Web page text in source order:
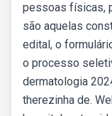
pessoas físicas,
são aquelas
edital, o
o processo
dermatologia
therezinha de.